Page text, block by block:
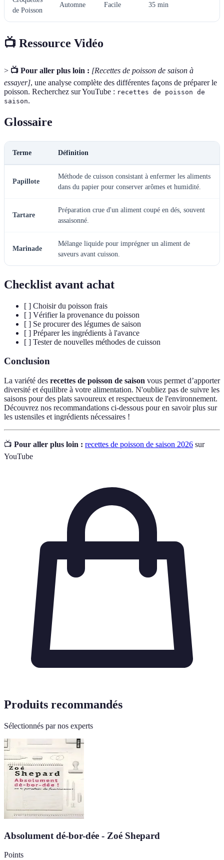
de Poisson
Automne Facile 35 min
📺 Ressource Vidéo
> 📺 Pour aller plus loin : [Recettes de poisson de saison à
essayer], une analyse complète des différentes façons de préparer le
poisson. Recherchez sur YouTube : recettes de poisson de
saison.
Glossaire
Terme Définition
Papillote
Méthode de cuisson consistant à enfermer les aliments
dans du papier pour conserver arômes et humidité.
Tartare
Préparation crue d'un aliment coupé en dés, souvent
assaisonné.
Marinade
Mélange liquide pour imprégner un aliment de
saveurs avant cuisson.
Checklist avant achat
[ ] Choisir du poisson frais
[ ] Vérifier la provenance du poisson
[ ] Se procurer des légumes de saison
[ ] Préparer les ingrédients à l'avance
[ ] Tester de nouvelles méthodes de cuisson
Conclusion
La variété des recettes de poisson de saison vous permet d’apporter
diversité et équilibre à votre alimentation. N'oubliez pas de suivre les
saisons pour des plats savoureux et respectueux de l'environnement.
Découvrez nos recommandations ci-dessous pour en savoir plus sur
les ustensiles et ingrédients nécessaires !
📺 Pour aller plus loin : recettes de poisson de saison 2026 sur
YouTube
Produits recommandés
Sélectionnés par nos experts
Absolument dé-bor-dée - Zoé Shepard
Points